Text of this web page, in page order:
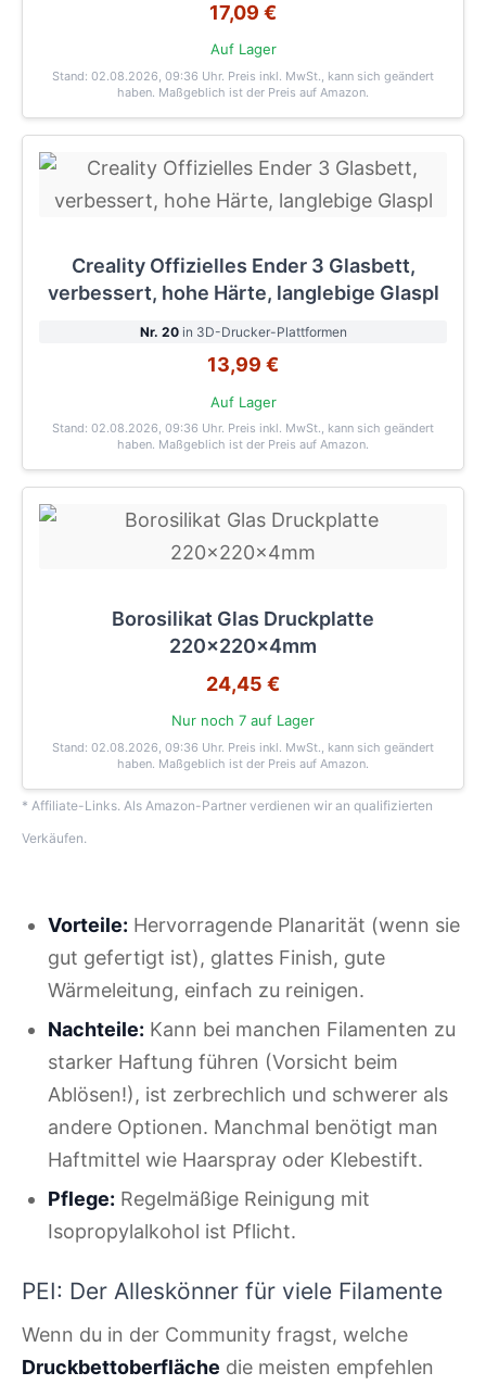
17,09 €
Auf Lager
Stand: 02.08.2026, 09:36 Uhr. Preis inkl. MwSt., kann sich geändert
haben. Maßgeblich ist der Preis auf Amazon.
Creality Offizielles Ender 3 Glasbett,
verbessert, hohe Härte, langlebige Glaspl
Nr. 20in 3D-Drucker-Plattformen
13,99 €
Auf Lager
Stand: 02.08.2026, 09:36 Uhr. Preis inkl. MwSt., kann sich geändert
haben. Maßgeblich ist der Preis auf Amazon.
Borosilikat Glas Druckplatte
220x220x4mm
24,45 €
Nur noch 7 auf Lager
Stand: 02.08.2026, 09:36 Uhr. Preis inkl. MwSt., kann sich geändert
haben. Maßgeblich ist der Preis auf Amazon.
* Affiliate-Links. Als Amazon-Partner verdienen wir an qualifizierten
Verkäufen.
Vorteile: Hervorragende Planarität (wenn sie
gut gefertigt ist), glattes Finish, gute
Wärmeleitung, einfach zu reinigen.
Nachteile: Kann bei manchen Filamenten zu
starker Haftung führen (Vorsicht beim
Ablösen!), ist zerbrechlich und schwerer als
andere Optionen. Manchmal benötigt man
Haftmittel wie Haarspray oder Klebestift.
Pflege: Regelmäßige Reinigung mit
Isopropylalkohol ist Pflicht.
PEI: Der Alleskönner für viele Filamente
Wenn du in der Community fragst, welche
Druckbettoberfläche die meisten empfehlen